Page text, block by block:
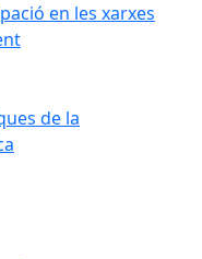
en les xarxes
de la